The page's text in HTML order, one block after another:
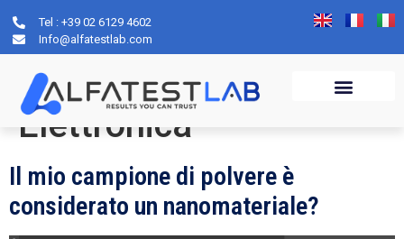
Tel : +39 02 6129 4602
Info@alfatestlab.com
Categoria:
Microscopia
Elettronica
Il mio campione di polvere è
considerato un nanomateriale?